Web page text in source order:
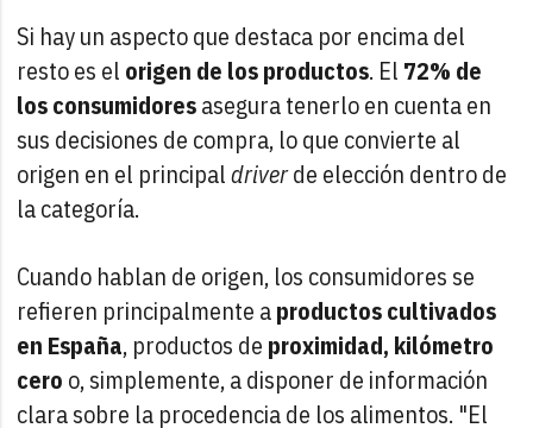
Si hay un aspecto que destaca por encima del
resto es el origen de los productos. El 72% de
los consumidoresasegura tenerlo en cuenta en
sus decisiones de compra, lo que convierte al
origen en el principaldriverde elección dentro de
la categoría.
Cuando hablan de origen, los consumidores se
refieren principalmente aproductos cultivados
en España, productos de proximidad, kilómetro
cero o, simplemente, a disponer de información
clara sobre la procedencia de los alimentos. "El